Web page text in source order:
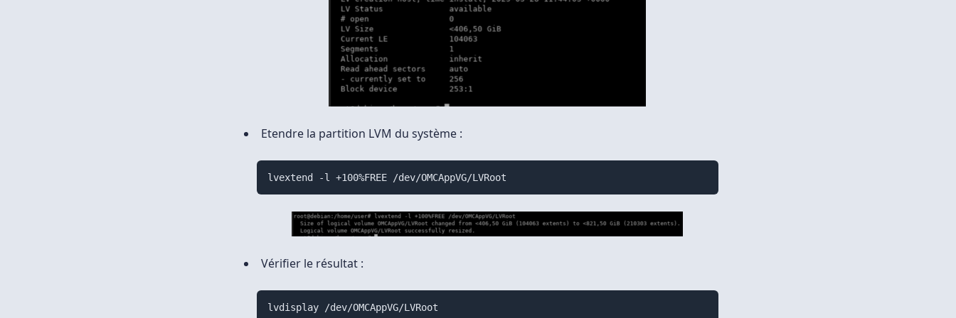
Etendre la partition LVM du système :
lvextend -l +100%FREE /dev/OMCAppVG/LVRoot
Vérifier le résultat :
lvdisplay /dev/OMCAppVG/LVRoot